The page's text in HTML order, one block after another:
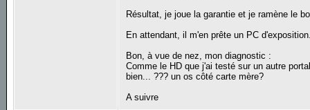
Résultat, je joue la garantie et je ramène le
En attendant, il m'en prête un PC
Bon, à vue de nez, mon diagnostic :
Comme le HD que j'ai testé sur un autre
bien... ??? un os côté carte mère?
A suivre